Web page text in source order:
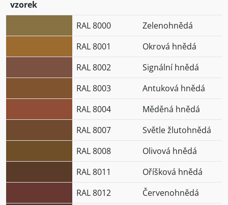
vzorek
RAL 8000
Zelenohnědá
RAL 8001
Okrová hnědá
RAL 8002
Signální hnědá
RAL 8003
Antuková hnědá
RAL 8004
Měděná hnědá
RAL 8007
Světle žlutohnědá
RAL 8008
Olivová hnědá
RAL 8011
Oříšková hnědá
RAL 8012
Červenohnědá